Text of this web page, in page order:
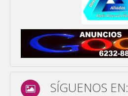
SÍGUENOS EN: